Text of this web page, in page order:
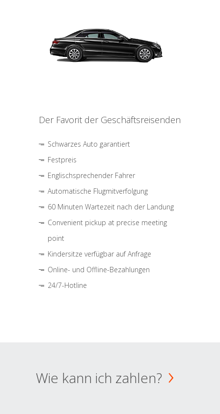
Der Favorit der Geschäftsreisenden
Schwarzes Auto garantiert
Festpreis
Englischsprechender Fahrer
Automatische Flugmitverfolgung
60 Minuten Wartezeit nach der Landung
Convenient pickup at precise meeting
point
Kindersitze verfügbar auf Anfrage
Online- und Offline-Bezahlungen
24/7-Hotline
Wie kann ich zahlen?